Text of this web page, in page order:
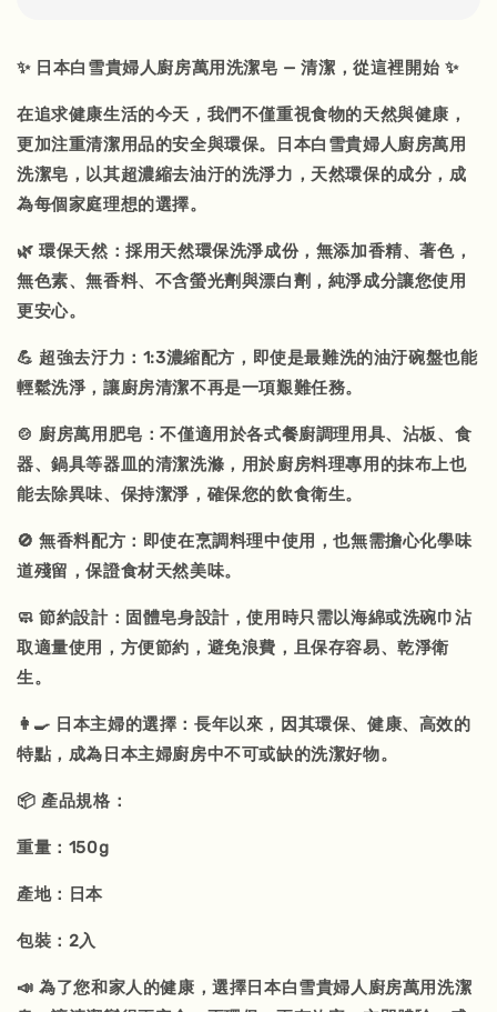
✨ 日本白雪貴婦人廚房萬用洗潔皂 — 清潔，從這裡開始 ✨
在追求健康生活的今天，我們不僅重視食物的天然與健康，
更加注重清潔用品的安全與環保。日本白雪貴婦人廚房萬用
洗潔皂，以其超濃縮去油汙的洗淨力，天然環保的成分，成
為每個家庭理想的選擇。
🌿 環保天然：採用天然環保洗淨成份，無添加香精、著色，
無色素、無香料、不含螢光劑與漂白劑，純淨成分讓您使用
更安心。
💪 超強去汙力：1:3濃縮配方，即使是最難洗的油汙碗盤也能
輕鬆洗淨，讓廚房清潔不再是一項艱難任務。
🍲 廚房萬用肥皂：不僅適用於各式餐廚調理用具、沾板、食
器、鍋具等器皿的清潔洗滌，用於廚房料理專用的抹布上也
能去除異味、保持潔淨，確保您的飲食衛生。
🚫 無香料配方：即使在烹調料理中使用，也無需擔心化學味
道殘留，保證食材天然美味。
🧼 節約設計：固體皂身設計，使用時只需以海綿或洗碗巾沾
取適量使用，方便節約，避免浪費，且保存容易、乾淨衛
生。
👩‍🍳 日本主婦的選擇：長年以來，因其環保、健康、高效的
特點，成為日本主婦廚房中不可或缺的洗潔好物。
📦 產品規格：
重量：150g
產地：日本
包裝：2入
📣 為了您和家人的健康，選擇日本白雪貴婦人廚房萬用洗潔